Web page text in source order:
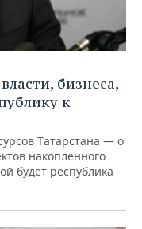
бизнеса,
к
Татарстана — о
накопленного
будет республика